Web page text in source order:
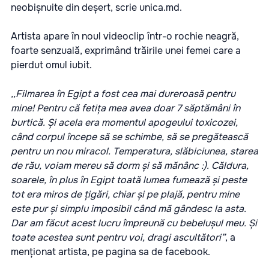
neobișnuite din deșert, scrie unica.md.
Artista apare în noul videoclip într-o rochie neagră,
foarte senzuală, exprimând trăirile unei femei care a
pierdut omul iubit.
,,Filmarea în Egipt a fost cea mai dureroasă pentru
mine! Pentru că fetița mea avea doar 7 săptămâni în
burtică. Și acela era momentul apogeului toxicozei,
când corpul începe să se schimbe, să se pregătească
pentru un nou miracol. Temperatura, slăbiciunea, starea
de rău, voiam mereu să dorm și să mănânc :). Căldura,
soarele, în plus în Egipt toată lumea fumează și peste
tot era miros de țigări, chiar și pe plajă, pentru mine
este pur și simplu imposibil când mă gândesc la asta.
Dar am făcut acest lucru împreună cu bebelușul meu. Și
toate acestea sunt pentru voi, dragi ascultători”, a
menționat artista, pe pagina sa de facebook.